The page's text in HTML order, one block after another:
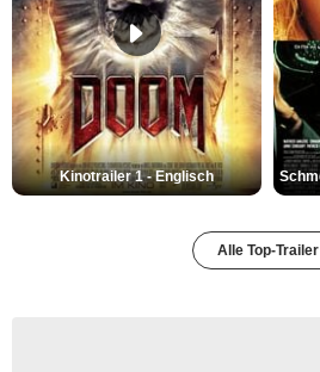
Kinotrailer 1 - Englisch
Alle Top-Trailer